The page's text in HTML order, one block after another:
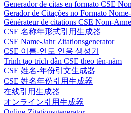
Generador de citas en formato CSE
Gerador de Citações no Formato
Générateur de citations CSE Nom-
CSE 名称年形式引用生成器
CSE Name-Jahr Zitationsgenerator
CSE 이름-연도 인용 생성기
Trình tạo trích dẫn CSE theo tên-năm
CSE 姓名-年份引文生成器
CSE 姓名年份引用生成器
在线引用生成器
オンライン引用生成器